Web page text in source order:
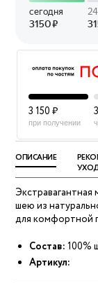
3 150 ₽
при получении
ОПИСАНИЕ
шею из
для комфортной
Состав: 100%
Артикул: